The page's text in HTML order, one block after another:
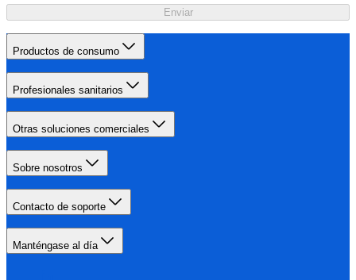
Enviar
Productos de consumo
Profesionales sanitarios
Otras soluciones comerciales
Sobre nosotros
Contacto de soporte
Manténgase al día